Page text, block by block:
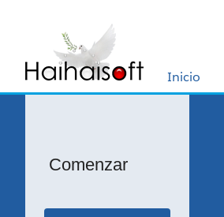
Inicio
Comenzar